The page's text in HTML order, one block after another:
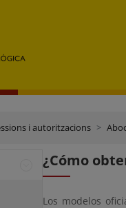
i autoritzacions
¿Cómo
Los modelos